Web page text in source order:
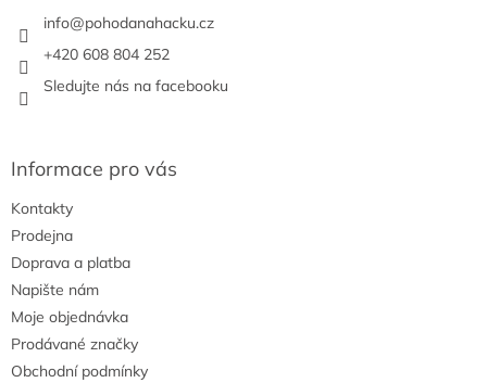
info@pohodanahacku.cz
+420 608 804 252
Sledujte nás na facebooku
Informace pro vás
Kontakty
Prodejna
Doprava a platba
Napište nám
Moje objednávka
Prodávané značky
Obchodní podmínky